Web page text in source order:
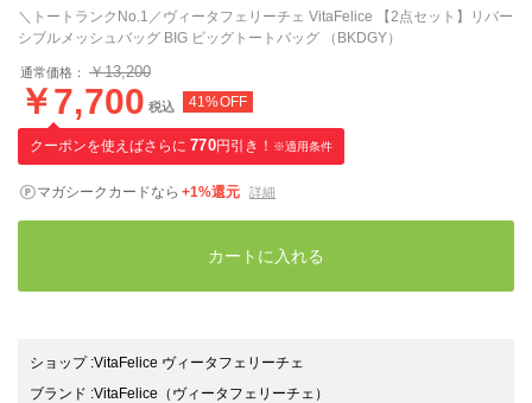
＼トートランクNo.1／ヴィータフェリーチェ VitaFelice 【2点セット】リバー
シブルメッシュバッグ BIG ビッグトートバッグ （BKDGY）
通常価格： ￥13,200
￥7,700 税込 41%OFF
クーポンを使えばさらに 770円引き！ ※適用条件
マガシークカードなら +1%還元 詳細
カートに入れる
ショップ:VitaFelice ヴィータフェリーチェ
ブランド :VitaFelice （ヴィータフェリーチェ）